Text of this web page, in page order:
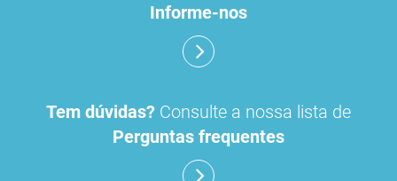
Informe-nos
Tem dúvidas? Consulte a nossa lista de
Perguntas frequentes